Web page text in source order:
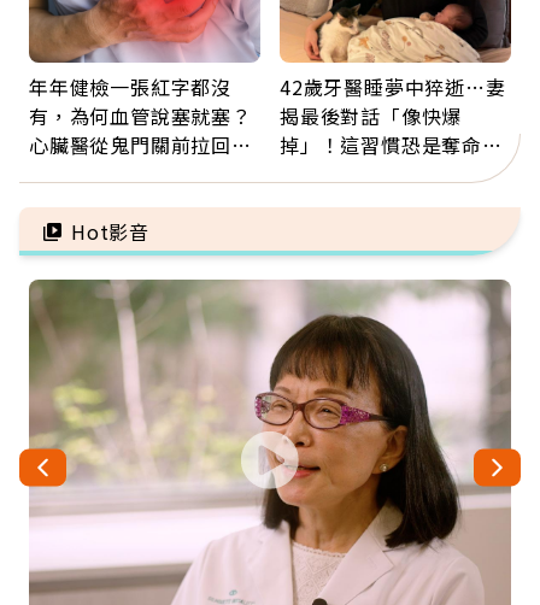
年年健檢一張紅字都沒
有，為何血管說塞就塞？
心臟醫從鬼門關前拉回病
字
42歲牙醫睡夢中猝逝…妻
揭最後對話「像快爆
掉」！這習慣恐是奪命原
因：沒有一份工作值得用
命交換
Hot影音